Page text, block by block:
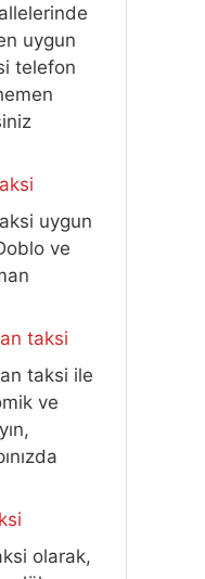
uygun
telefon
uygun
ve
taksi
taksi ile
ve
olarak,